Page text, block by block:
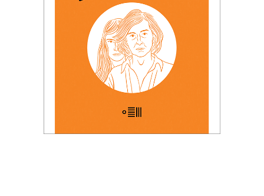
E-BOOK DO KOSZYKA
49.99zł 32.49
KSIĄŻKA DO KOSZYKA